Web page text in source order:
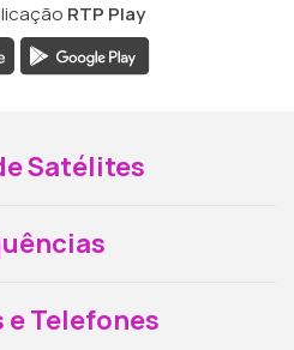
RTP Play
Satélites
e Telefones